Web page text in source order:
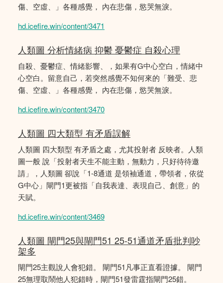
傷、空虛、」各種感覺， 內在悲傷，慾哭無淚。
hd.icefire.win/content/3471
人類圖 分析情緒病 抑鬱 憂鬱症 自殺心理
自殺、憂鬱症、情緒影響、，如果有G中心空白，情緒中
心空白。留意自己，若突然感覺不知何來的「難受、悲
傷、空虛、」各種感覺， 內在悲傷，慾哭無淚。
hd.icefire.win/content/3470
人類圖 四大類型 有矛盾誤解
人類圖 四大類型 有矛盾之處，尤其投射者 反映者。人類
圖一般 說「投射者天生不能主動，無動力，只好待待邀
請」，人類圖 卻說「1-8通道 是領袖通道，帶領者，依從
G中心」閘門1更被指「自我表達、表現自己、創意」的
天賦。
hd.icefire.win/content/3469
人類圖 閘門25與閘門51 25-51通道矛盾批判吵
架多
閘門25主觀說人會犯錯。 閘門51凡事正直看證據。 閘門
25無理取鬧他人犯錯時，閘門51發雷霆指閘門25錯。